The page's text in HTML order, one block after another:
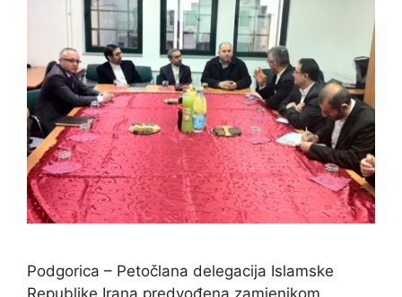
Podgorica – Petočlana delegacija Islamske
Republike Irana predvođena zamjenikom